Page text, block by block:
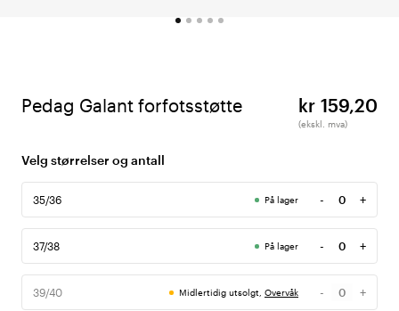
Pedag Galant forfotsstøtte kr 159,20
(ekskl. mva)
Velg størrelser og antall
35/36 På lager -
Antall
+
37/38 På lager -
Antall
+
39/40 Midlertidig utsolgt, Overvåk -
Antall
+